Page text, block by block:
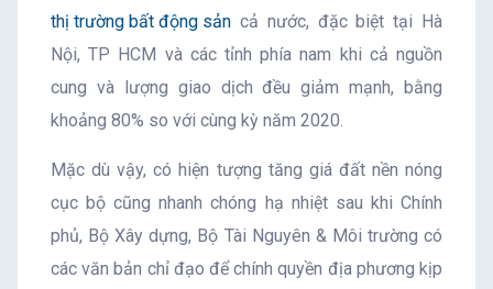
thị trường bất động sản cả nước, đặc biệt tại Hà
Nội, TP HCM và các tỉnh phía nam khi cả nguồn
cung và lượng giao dịch đều giảm mạnh, bằng
khoảng 80% so với cùng kỳ năm 2020.
Mặc dù vậy, có hiện tượng tăng giá đất nền nóng
cục bộ cũng nhanh chóng hạ nhiệt sau khi Chính
phủ, Bộ Xây dựng, Bộ Tài Nguyên & Môi trường có
các văn bản chỉ đạo để chính quyền địa phương kịp